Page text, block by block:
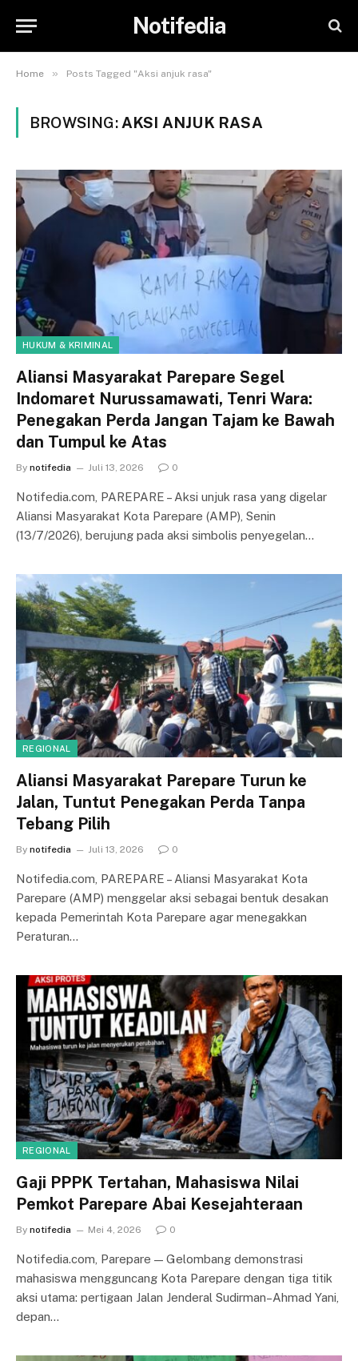
Notifedia
Home » Posts Tagged "Aksi anjuk rasa"
BROWSING: AKSI ANJUK RASA
HUKUM & KRIMINAL
Aliansi Masyarakat Parepare Segel
Indomaret Nurussamawati, Tenri Wara:
Penegakan Perda Jangan Tajam ke Bawah
dan Tumpul ke Atas
By notifedia Juli 13, 2026 0
Notifedia.com, PAREPARE – Aksi unjuk rasa yang digelar
Aliansi Masyarakat Kota Parepare (AMP), Senin
(13/7/2026), berujung pada aksi simbolis penyegelan…
REGIONAL
Aliansi Masyarakat Parepare Turun ke
Jalan, Tuntut Penegakan Perda Tanpa
Tebang Pilih
By notifedia Juli 13, 2026 0
Notifedia.com, PAREPARE – Aliansi Masyarakat Kota
Parepare (AMP) menggelar aksi sebagai bentuk desakan
kepada Pemerintah Kota Parepare agar menegakkan
Peraturan…
REGIONAL
Gaji PPPK Tertahan, Mahasiswa Nilai
Pemkot Parepare Abai Kesejahteraan
By notifedia Mei 4, 2026 0
Notifedia.com, Parepare — Gelombang demonstrasi
mahasiswa mengguncang Kota Parepare dengan tiga titik
aksi utama: pertigaan Jalan Jenderal Sudirman–Ahmad Yani,
depan…